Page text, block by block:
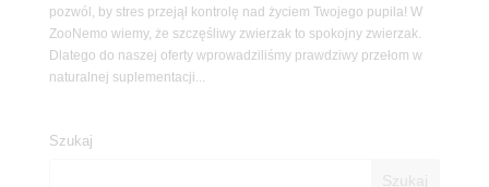
pozwól, by stres przejął kontrolę nad życiem Twojego pupila! W
ZooNemo wiemy, że szczęśliwy zwierzak to spokojny zwierzak.
Dlatego do naszej oferty wprowadziliśmy prawdziwy przełom w
naturalnej suplementacji...
Szukaj